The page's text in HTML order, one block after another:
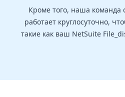
Кроме того, наша
работает круглосуточно,
такие как ваш NetSuite